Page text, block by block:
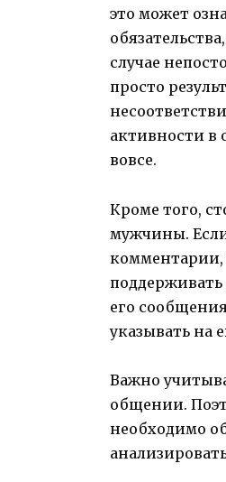
это может
случае
просто
активности в
вовсе.
Кроме того,
мужчины.
комментарии,
его
указывать на
Важно
общении.
необходимо